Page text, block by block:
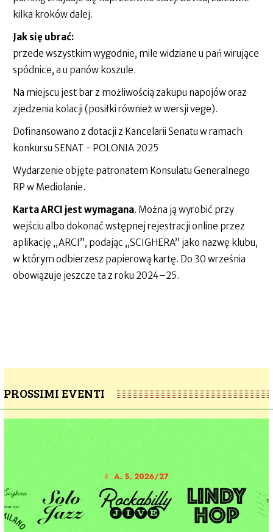
kilka kroków dalej.
Jak się ubrać:
przede wszystkim wygodnie, mile widziane u pań wirujące
spódnice, a u panów koszule.
Na miejscu jest bar z możliwością zakupu napojów oraz
zjedzenia kolacji (posiłki również w wersji vege).
Dofinansowano z dotacji z Kancelarii Senatu w ramach
konkursu SENAT - POLONIA 2025
Wydarzenie objęte patronatem Konsulatu Generalnego
RP w Mediolanie.
Karta ARCI jest wymagana. Można ją wyrobić przy
wejściu albo dokonać wstępnej rejestracji online przez
aplikację „ARCI”, podając „SCIGHERA” jako nazwę klubu,
w którym odbierzesz papierową kartę. Do 30 września
obowiązuje jeszcze ta z roku 2024–25.
PROSSIMI EVENTI